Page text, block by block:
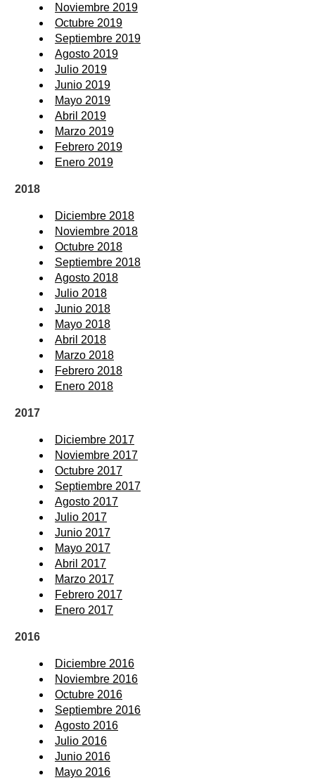
Noviembre 2019
Octubre 2019
Septiembre 2019
Agosto 2019
Julio 2019
Junio 2019
Mayo 2019
Abril 2019
Marzo 2019
Febrero 2019
Enero 2019
2018
Diciembre 2018
Noviembre 2018
Octubre 2018
Septiembre 2018
Agosto 2018
Julio 2018
Junio 2018
Mayo 2018
Abril 2018
Marzo 2018
Febrero 2018
Enero 2018
2017
Diciembre 2017
Noviembre 2017
Octubre 2017
Septiembre 2017
Agosto 2017
Julio 2017
Junio 2017
Mayo 2017
Abril 2017
Marzo 2017
Febrero 2017
Enero 2017
2016
Diciembre 2016
Noviembre 2016
Octubre 2016
Septiembre 2016
Agosto 2016
Julio 2016
Junio 2016
Mayo 2016